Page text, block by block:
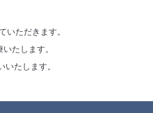
いただきます。
たします。
たします。